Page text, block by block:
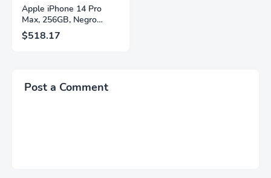
Apple iPhone 14 Pro
Max, 256GB, Negro
Espacial - Desbloqueado
(Renovado)
$518.17
Post a Comment